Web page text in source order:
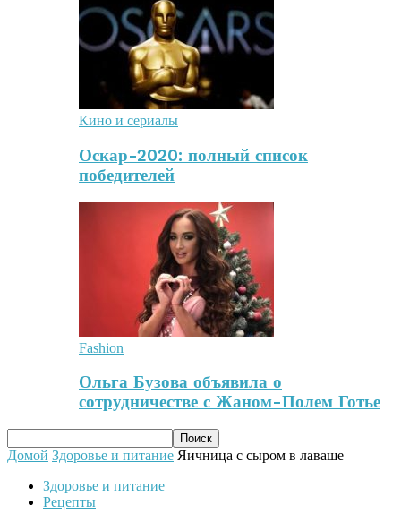
Кино и сериалы
Оскар-2020: полный список
победителей
Fashion
Ольга Бузова объявила о
сотрудничестве с Жаном-Полем Готье
Домой Здоровье и питание Яичница с сыром в лаваше
Здоровье и питание
Рецепты